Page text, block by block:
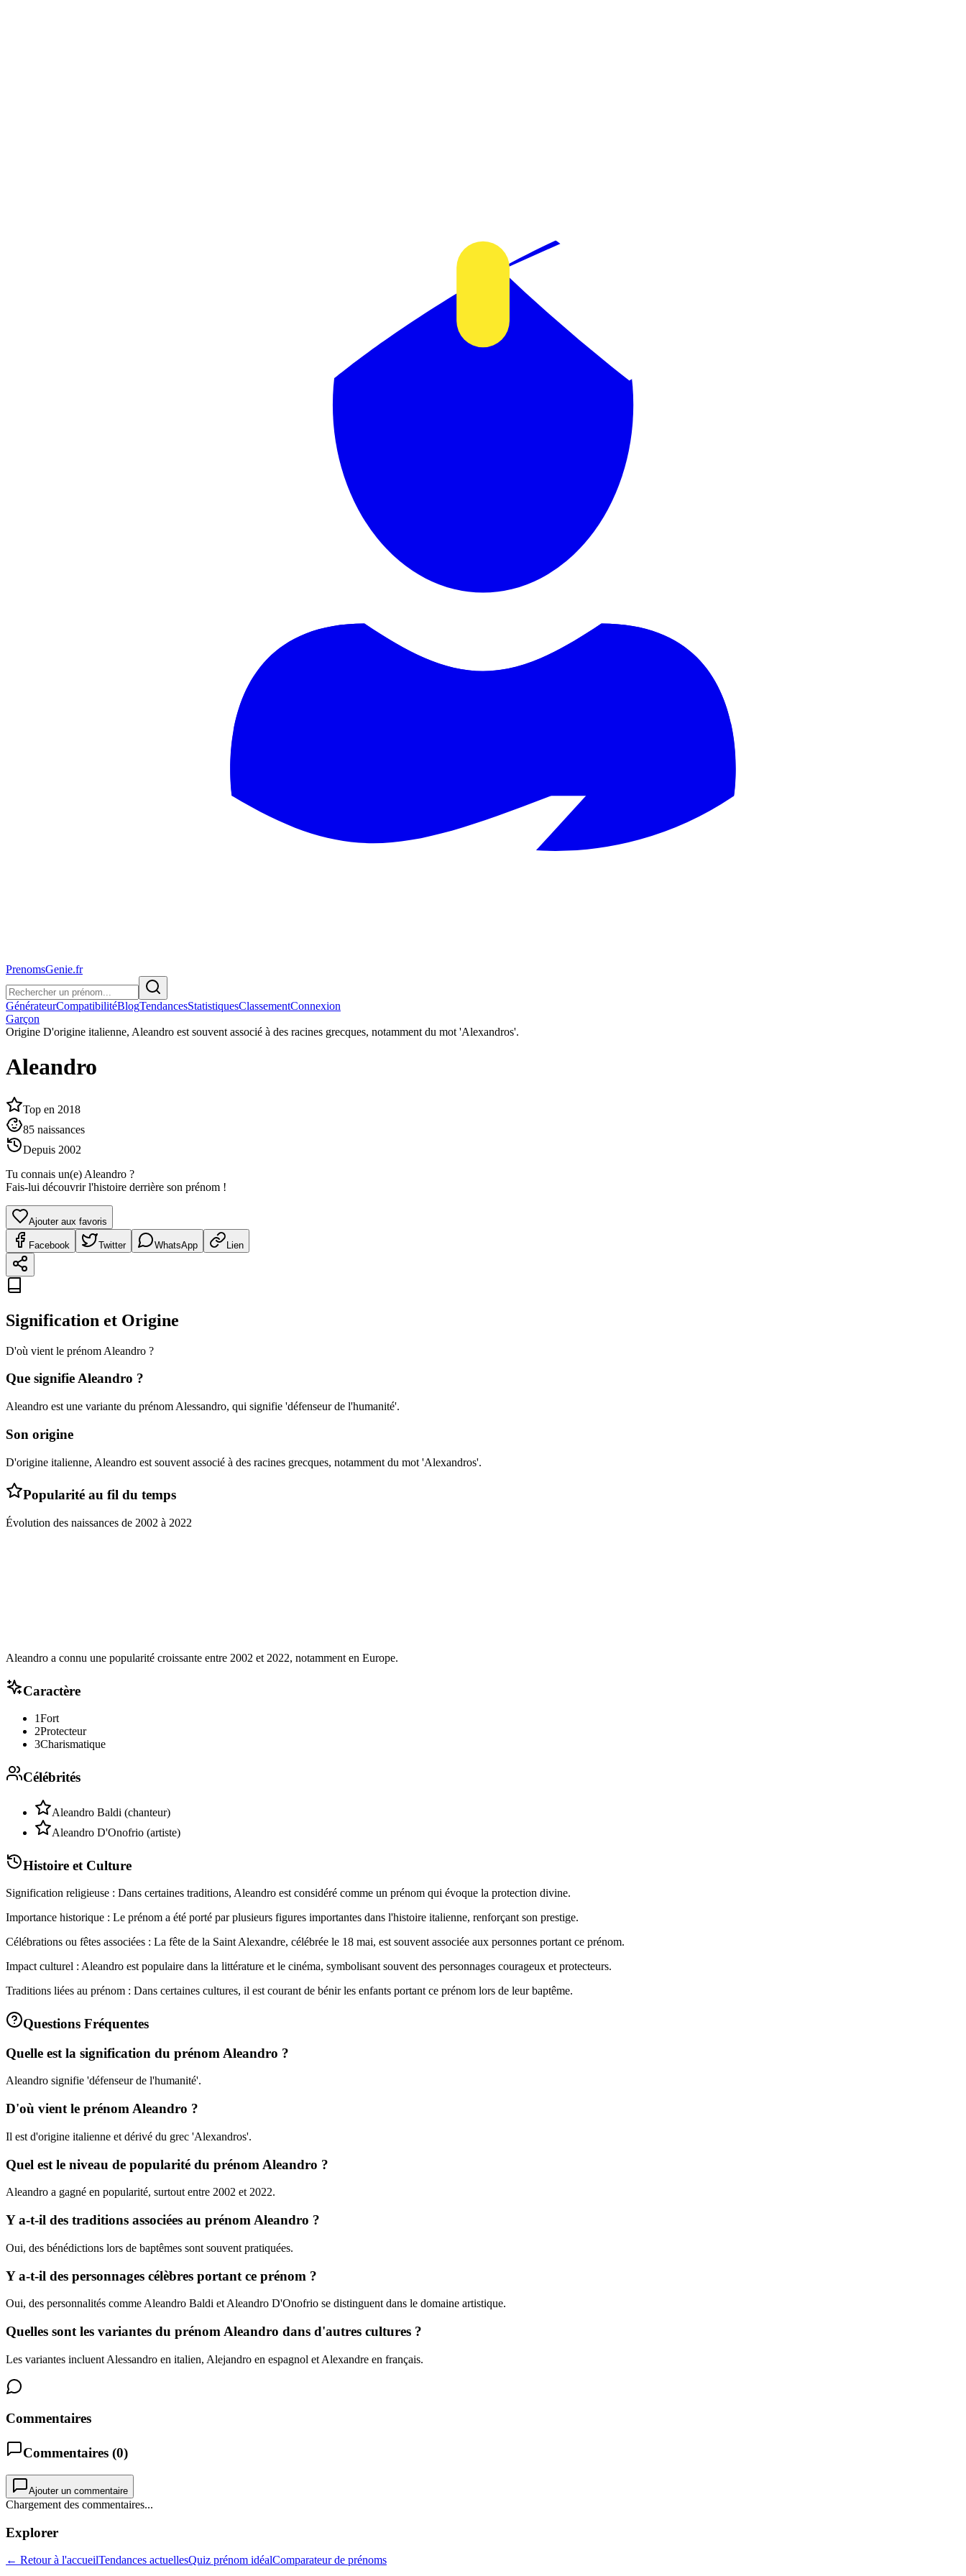
PrenomsGenie.fr
GénérateurCompatibilitéBlogTendancesStatistiquesClassementConnexion
Garçon
Origine D'origine italienne, Aleandro est souvent associé à des racines grecques, notamment du mot 'Alexandros'.
Aleandro
Top en 2018
85 naissances
Depuis 2002
Tu connais un(e) Aleandro ?
Fais-lui découvrir l'histoire derrière son prénom !
Ajouter aux favoris
Facebook Twitter WhatsApp Lien
Signification et Origine
D'où vient le prénom Aleandro ?
Que signifieAleandro ?
Aleandro est une variante du prénom Alessandro, qui signifie 'défenseur de l'humanité'.
Son origine
D'origine italienne, Aleandro est souvent associé à des racines grecques, notamment du mot 'Alexandros'.
Popularité au fil du temps
Évolution des naissances de 2002 à 2022
Aleandro a connu une popularité croissante entre 2002 et 2022, notamment en Europe.
Caractère
1Fort
2Protecteur
3Charismatique
Célébrités
Aleandro Baldi (chanteur)
Aleandro D'Onofrio (artiste)
Histoire et Culture
Signification religieuse : Dans certaines traditions, Aleandro est considéré comme un prénom qui évoque la protection divine.
Importance historique : Le prénom a été porté par plusieurs figures importantes dans l'histoire italienne, renforçant son prestige.
Célébrations ou fêtes associées : La fête de la Saint Alexandre, célébrée le 18 mai, est souvent associée aux personnes portant ce prénom.
Impact culturel : Aleandro est populaire dans la littérature et le cinéma, symbolisant souvent des personnages courageux et protecteurs.
Traditions liées au prénom : Dans certaines cultures, il est courant de bénir les enfants portant ce prénom lors de leur baptême.
Questions Fréquentes
Quelle est la signification du prénom Aleandro ?
Aleandro signifie 'défenseur de l'humanité'.
D'où vient le prénom Aleandro ?
Il est d'origine italienne et dérivé du grec 'Alexandros'.
Quel est le niveau de popularité du prénom Aleandro ?
Aleandro a gagné en popularité, surtout entre 2002 et 2022.
Y a-t-il des traditions associées au prénom Aleandro ?
Oui, des bénédictions lors de baptêmes sont souvent pratiquées.
Y a-t-il des personnages célèbres portant ce prénom ?
Oui, des personnalités comme Aleandro Baldi et Aleandro D'Onofrio se distinguent dans le domaine artistique.
Quelles sont les variantes du prénom Aleandro dans d'autres cultures ?
Les variantes incluent Alessandro en italien, Alejandro en espagnol et Alexandre en français.
Commentaires
Commentaires (0)
Ajouter un commentaire
Chargement des commentaires...
Explorer
← Retour à l'accueilTendances actuellesQuiz prénom idéalComparateur de prénoms